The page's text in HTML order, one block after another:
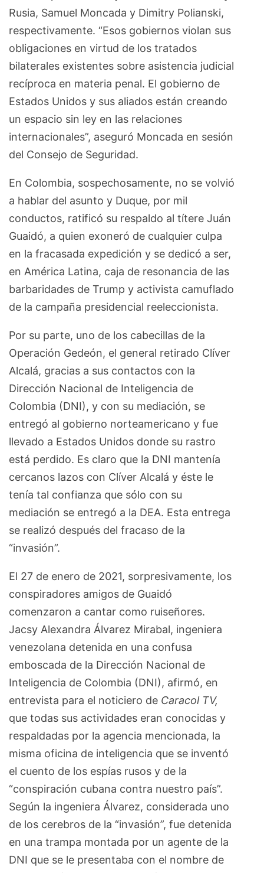
Rusia, Samuel Moncada y Dimitry Polianski,
respectivamente. “Esos gobiernos violan sus
obligaciones en virtud de los tratados
bilaterales existentes sobre asistencia judicial
recíproca en materia penal. El gobierno de
Estados Unidos y sus aliados están creando
un espacio sin ley en las relaciones
internacionales”, aseguró Moncada en sesión
del Consejo de Seguridad.
En Colombia, sospechosamente, no se volvió
a hablar del asunto y Duque, por mil
conductos, ratificó su respaldo al títere Juán
Guaidó, a quien exoneró de cualquier culpa
en la fracasada expedición y se dedicó a ser,
en América Latina, caja de resonancia de las
barbaridades de Trump y activista camuflado
de la campaña presidencial reeleccionista.
Por su parte, uno de los cabecillas de la
Operación Gedeón, el general retirado Clíver
Alcalá, gracias a sus contactos con la
Dirección Nacional de Inteligencia de
Colombia (DNI), y con su mediación, se
entregó al gobierno norteamericano y fue
llevado a Estados Unidos donde su rastro
está perdido. Es claro que la DNI mantenía
cercanos lazos con Clíver Alcalá y éste le
tenía tal confianza que sólo con su
mediación se entregó a la DEA. Esta entrega
se realizó después del fracaso de la
“invasión”.
El 27 de enero de 2021, sorpresivamente, los
conspiradores amigos de Guaidó
comenzaron a cantar como ruiseñores.
Jacsy Alexandra Álvarez Mirabal, ingeniera
venezolana detenida en una confusa
emboscada de la Dirección Nacional de
Inteligencia de Colombia (DNI), afirmó, en
entrevista para el noticiero de Caracol TV,
que todas sus actividades eran conocidas y
respaldadas por la agencia mencionada, la
misma oficina de inteligencia que se inventó
el cuento de los espías rusos y de la
“conspiración cubana contra nuestro país”.
Según la ingeniera Álvarez, considerada uno
de los cerebros de la “invasión”, fue detenida
en una trampa montada por un agente de la
DNI que se le presentaba con el nombre de